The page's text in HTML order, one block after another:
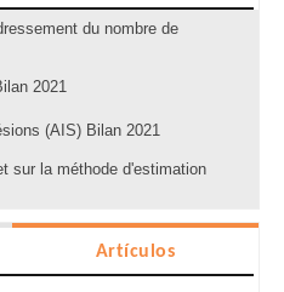
du nombre de
2021
(AIS) Bilan 2021
sur la méthode d'estimation
Artículos